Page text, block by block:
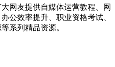
网友提供自媒体运营教程、网
公效率提升、职业资格考试、
系列精品资源。